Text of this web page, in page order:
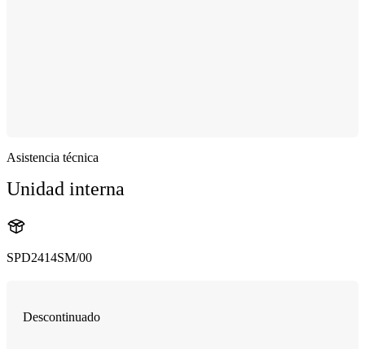
Asistencia técnica
Unidad interna
SPD2414SM/00
Descontinuado